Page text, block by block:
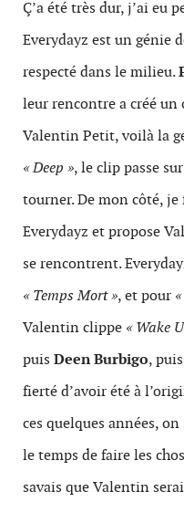
Ç’a été très dur, j’ai eu
Everydayz est un génie
respecté dans le milieu.
leur rencontre a créé
Valentin Petit, voilà la
« Deep », le clip passe
tourner. De mon côté, je
Everydayz et propose
se rencontrent.
« Temps Mort », et pour
Valentin clippe « Wake
puis Deen Burbigo,
fierté d’avoir été à
ces quelques années, on
le temps de faire les
savais que Valentin